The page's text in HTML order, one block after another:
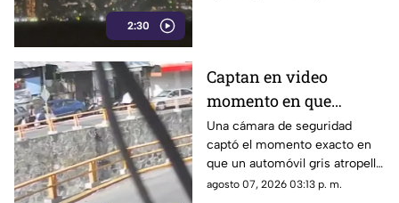
2:30
Captan en video
momento en que
vehículo embiste a una
familia en
Chilpancingo
Una cámara de seguridad
captó el momento exacto en
que un automóvil gris atropelló
a una familia que caminaba
agosto 07, 2026 03:13 p. m.